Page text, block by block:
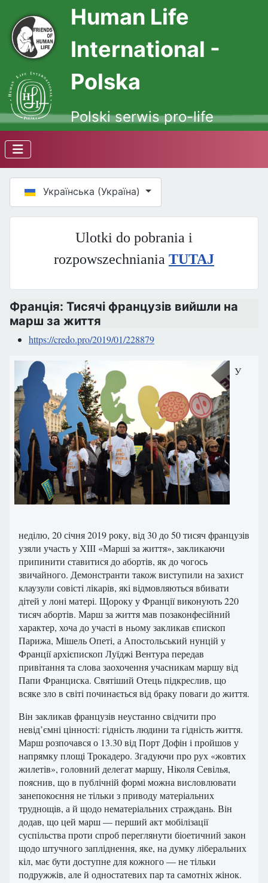
Human Life
International -
Polska
Polski serwis pro-life
Оберіть свою мову
Українська (Україна)
Ulotki do pobrania i
rozpowszechniania TUTAJ
Франція: Тисячі французів вийшли на
марш за життя
https://credo.pro/2019/01/228879
У
неділю, 20 січня 2019 року, від 30 до 50 тисяч французів
узяли участь у ХІІІ «Марші за життя», закликаючи
припинити ставитися до абортів, як до чогось
звичайного. Демонстранти також виступили на захист
клаузули совісті лікарів, які відмовляються вбивати
дітей у лоні матері. Щороку у Франції виконують 220
тисяч абортів. Марш за життя мав позаконфесійний
характер, хоча до участі в ньому закликав єпископ
Парижа, Мішель Опеті, а Апостольський нунцій у
Франції архієпископ Луїджі Вентура передав
привітання та слова заохочення учасникам маршу від
Папи Франциска. Святіший Отець підкреслив, що
всяке зло в світі починається від браку поваги до життя.
Він закликав французів неустанно свідчити про
невід’ємні цінності: гідність людини та гідність життя.
Марш розпочався о 13.30 від Порт Дофін і пройшов у
напрямку площі Трокадеро. Згадуючи про рух «жовтих
жилетів», головний делегат маршу, Ніколя Севілья,
пояснив, що в публічній формі можна висловлювати
занепокоєння не тільки з приводу матеріальних
труднощів, а й щодо нематеріальних страждань. Він
додав, що цей марш — перший акт мобілізації
суспільства проти спроб переглянути біоетичний закон
щодо штучного запліднення, яке, на думку ліберальних
кіл, має бути доступне для кожного — не тільки
подружжів, але й одностатевих пар та самотніх жінок.